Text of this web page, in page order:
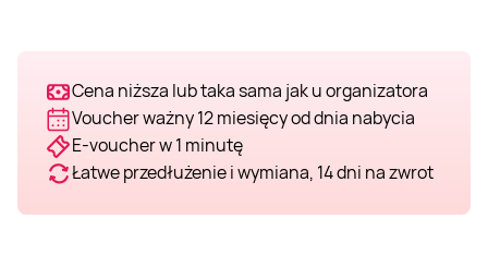
Cena niższa lub taka sama jak u organizatora
Voucher ważny 12 miesięcy od dnia nabycia
E-voucher w 1 minutę
Łatwe przedłużenie i wymiana, 14 dni na zwrot